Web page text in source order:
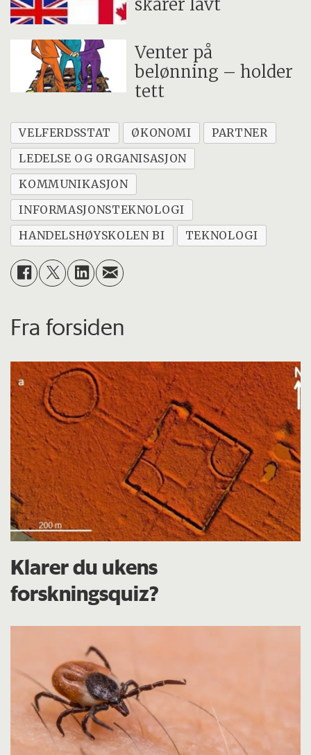
skårer lavt
Venter på
belønning – holder
tett
VELFERDSSTAT ØKONOMI
PARTNER
LEDELSE OG ORGANISASJON
KOMMUNIKASJON
INFORMASJONSTEKNOLOGI
HANDELSHØYSKOLEN BI
TEKNOLOGI
Fra forsiden
Klarer du ukens
forskningsquiz?